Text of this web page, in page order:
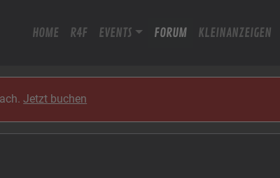
HOME R4F EVENTS FORUM KLEINANZEIGEN
Jetzt buchen